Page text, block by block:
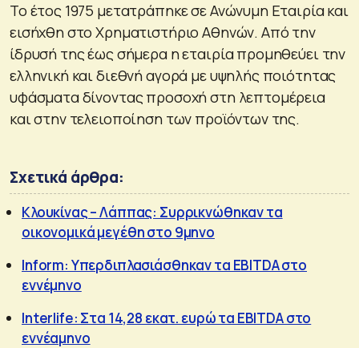
Το έτος 1975 μετατράπηκε σε Ανώνυμη Εταιρία και
εισήχθη στο Χρηματιστήριο Αθηνών. Από την
ίδρυσή της έως σήμερα η εταιρία προμηθεύει την
ελληνική και διεθνή αγορά με υψηλής ποιότητας
υφάσματα δίνοντας προσοχή στη λεπτομέρεια
και στην τελειοποίηση των προϊόντων της.
Σχετικά άρθρα:
Κλουκίνας – Λάππας: Συρρικνώθηκαν τα
οικονομικά μεγέθη στο 9μηνο
Inform: Υπερδιπλασιάσθηκαν τα EBITDA στο
εννέμηνο
Interlife: Στα 14,28 εκατ. ευρώ τα EBITDA στο
εννέαμηνο